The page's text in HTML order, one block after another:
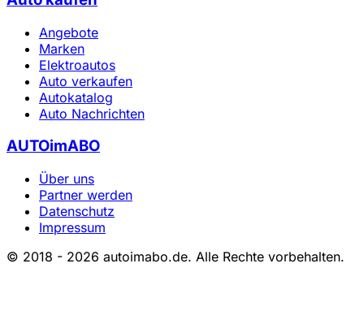
Angebote
Marken
Elektroautos
Auto verkaufen
Autokatalog
Auto Nachrichten
AUTOimABO
Über uns
Partner werden
Datenschutz
Impressum
© 2018 - 2026 autoimabo.de. Alle Rechte vorbehalten.